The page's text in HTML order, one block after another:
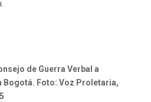
de Guerra Verbal a
Bogotá. Foto: Voz Proletaria,